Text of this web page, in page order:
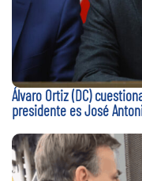
Álvaro Ortiz (DC)
presidente es José